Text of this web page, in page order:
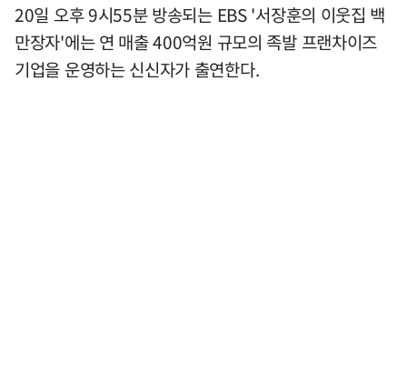
20일 오후 9시55분 방송되는 EBS '서장훈의 이웃집 백
만장자'에는 연 매출 400억원 규모의 족발 프랜차이즈
기업을 운영하는 신신자가 출연한다.